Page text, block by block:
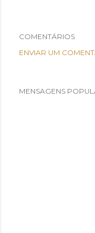
COMENTÁRIOS
ENVIAR UM
MENSAGENS